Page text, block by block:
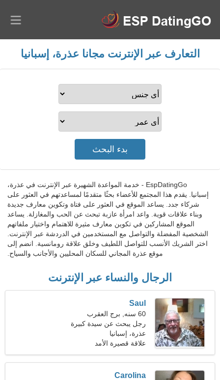
التعارف عبر الإنترنت مجانا عذرة، إسبانيا
EspDatingGo - خدمة المواعدة الشهيرة عبر الإنترنت في عذرة،
إسبانيا. يقدم هذا المجتمع للأعضاء بحثًا متقدمًا لمساعدتهم في العثور على
شركاء جدد. يساعد الموقع في العثور على فتاة وتكوين معارف جديدة
وبناء علاقات قوية. واعد امرأة عازبة تبحث عن الحب والمغازلة. يساعد
الموقع المشاركين في تكوين معارف مثيرة للاهتمام واختيار ملفاتهم
الشخصية المفضلة والتواصل مع المستخدمين في الدردشة عبر الإنترنت.
اختر الشريك الأنسب للتواصل اللطيف وخلق علاقة رومانسية. انضم إلى
موقع عذرة المجاني للسكان المحليين والأجانب والسياح.
الرجال والنساء عبر الإنترنت
Saul
60 سنه, برج العقرب
رجل يبحث عن سيدة كبيرة
عذرة، إسبانيا
علاقة قصيرة الأمد
Carolina